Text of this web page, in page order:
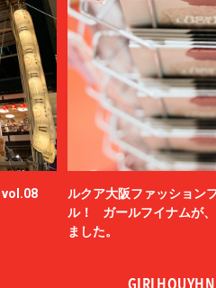
vol.08
ルクア大阪ファッション
ル！ ガールフイナムが
ました。